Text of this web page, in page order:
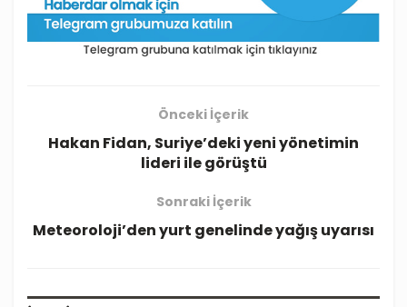
Önceki İçerik
Hakan Fidan, Suriye’deki yeni yönetimin
lideri ile görüştü
Sonraki İçerik
Meteoroloji’den yurt genelinde yağış uyarısı